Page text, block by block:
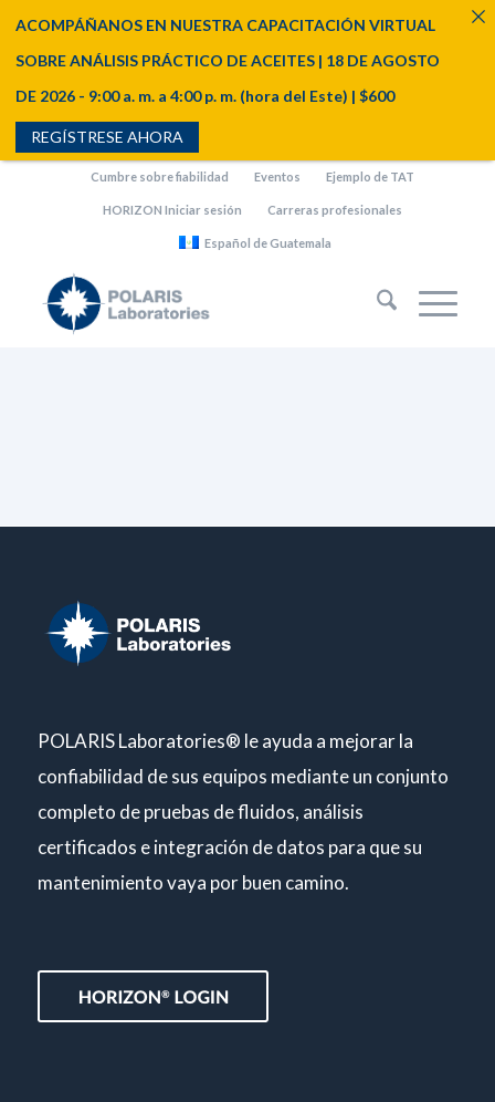
Cumbre sobre fiabilidad Eventos Ejemplo de TAT
HORIZON Iniciar sesión Carreras profesionales
Español de Guatemala
POLARIS Laboratories® le ayuda a mejorar la
confiabilidad de sus equipos mediante un conjunto
completo de pruebas de fluidos, análisis
certificados e integración de datos para que su
mantenimiento vaya por buen camino.
ACOMPÁÑANOS EN NUESTRA CAPACITACIÓN VIRTUAL
SOBRE ANÁLISIS PRÁCTICO DE ACEITES | 18 DE AGOSTO
DE 2026 - 9:00 a. m. a 4:00 p. m. (hora del Este) | $600
REGÍSTRESE AHORA